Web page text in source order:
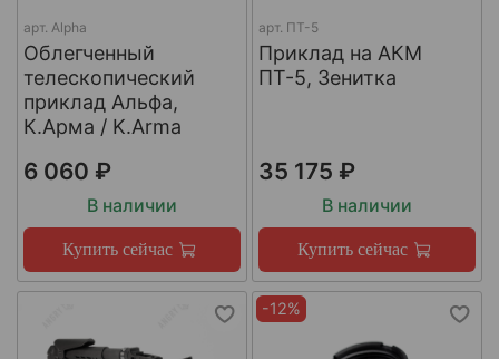
арт. Alpha
Облегченный
телескопический
приклад Альфа,
К.Арма / K.Arma
6 060 ₽
В наличии
Купить сейчас
арт. ПТ-5
Приклад на АКМ
ПТ-5, Зенитка
35 175 ₽
В наличии
Купить сейчас
-12%